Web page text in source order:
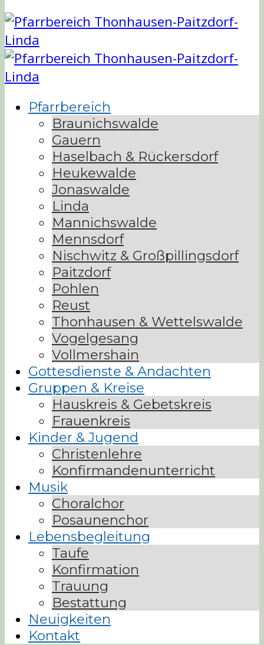
Pfarrbereich
Braunichswalde
Gauern
Haselbach & Rückersdorf
Heukewalde
Jonaswalde
Linda
Mannichswalde
Mennsdorf
Nischwitz & Großpillingsdorf
Paitzdorf
Pohlen
Reust
Thonhausen & Wettelswalde
Vogelgesang
Vollmershain
Gottesdienste & Andachten
Gruppen & Kreise
Hauskreis & Gebetskreis
Frauenkreis
Kinder & Jugend
Christenlehre
Konfirmandenunterricht
Musik
Choralchor
Posaunenchor
Lebensbegleitung
Taufe
Konfirmation
Trauung
Bestattung
Neuigkeiten
Kontakt